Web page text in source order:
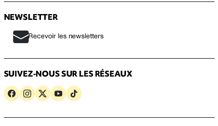
NEWSLETTER
Recevoir les newsletters
SUIVEZ-NOUS SUR LES RÉSEAUX